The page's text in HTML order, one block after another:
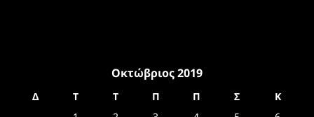
Οκτώβριος 2019
Δ Τ Τ Π Π Σ
Κ